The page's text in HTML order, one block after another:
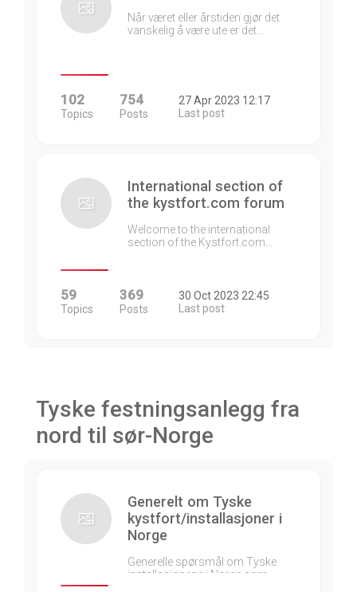
Når været eller årstiden gjør det
vanskelig å være ute er det…
102
Topics
754
Posts
27 Apr 2023 12:17
Last post
International section of
the kystfort.com forum
Welcome to the international
section of the Kystfort.com…
59
Topics
369
Posts
30 Oct 2023 22:45
Last post
Tyske festningsanlegg fra
nord til sør-Norge
Generelt om Tyske
kystfort/installasjoner i
Norge
Generelle spørsmål om Tyske
installasjonene i Norge som…